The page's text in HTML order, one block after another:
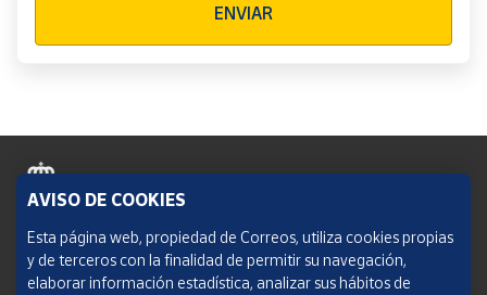
ENVIAR
Política de cookies
Aviso legal
AVISO DE COOKIES
Esta página web, propiedad de Correos, utiliza cookies propias
y de terceros con la finalidad de permitir su navegación,
elaborar información estadística, analizar sus hábitos de